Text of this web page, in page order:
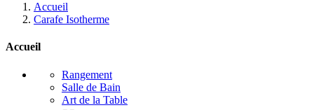
Accueil
Carafe Isotherme
Accueil
Rangement
Salle de Bain
Art de la Table